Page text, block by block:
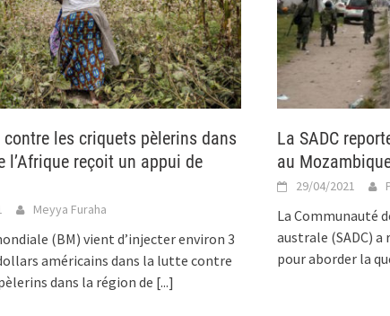
les criquets pèlerins dans
l’Afrique reçoit un appui de
Meyya Furaha
(BM) vient d’injecter environ 3
américains dans la lutte contre
dans la région de [...]
La SADC
au
29/04/2021
La Communauté
australe (SADC)
pour aborder la